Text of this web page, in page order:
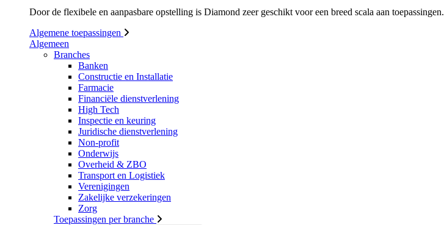
Door de flexibele en aanpasbare opstelling is Diamond zeer geschikt voor een breed scala aan toepassingen.
Algemene toepassingen
Algemeen
Branches
Banken
Constructie en Installatie
Farmacie
Financiële dienstverlening
High Tech
Inspectie en keuring
Juridische dienstverlening
Non-profit
Onderwijs
Overheid & ZBO
Transport en Logistiek
Verenigingen
Zakelijke verzekeringen
Zorg
Toepassingen per branche